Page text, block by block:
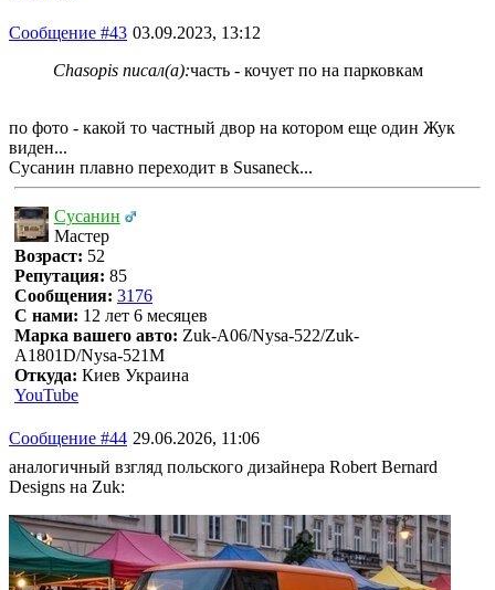
Сообщение #43 03.09.2023, 13:12
Chasopis писал(а):часть - кочует по на парковкам
по фото - какой то частный двор на котором еще один Жук
виден...
Сусанин плавно переходит в Susaneck...
Сусанин
Мастер
Возраст: 52
Репутация: 85
Сообщения: 3176
С нами: 12 лет 6 месяцев
Марка вашего авто: Zuk-A06/Nysa-522/Zuk-
A1801D/Nysa-521M
Откуда: Киев Украина
YouTube
Сообщение #44 29.06.2026, 11:06
аналогичный взгляд польского дизайнера Robert Bernard
Designs на Zuk: